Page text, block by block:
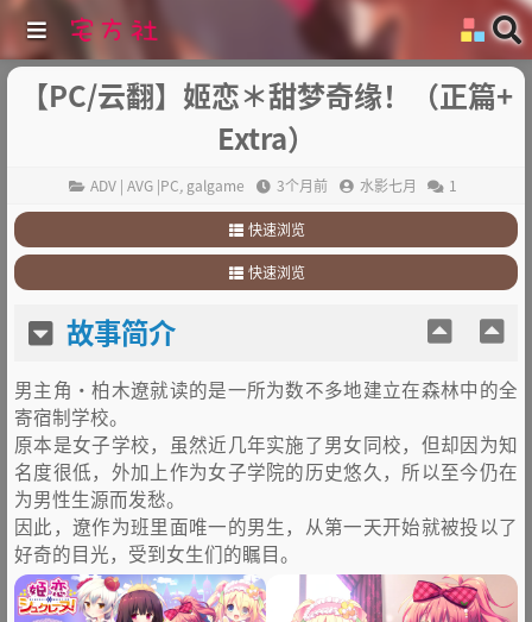
【PC/云翻】姬恋＊甜梦奇缘！（正篇+
Extra）
ADV | AVG |PC, galgame 3个月前 水影七月 1
快速浏览
1.故事简介
2.其它
快速浏览
2.其它故事简介
男主角・柏木遼就读的是一所为数不多地建立在森林中的全
寄宿制学校。
原本是女子学校，虽然近几年实施了男女同校，但却因为知
名度很低，外加上作为女子学院的历史悠久，所以至今仍在
为男性生源而发愁。
因此，遼作为班里面唯一的男生，从第一天开始就被投以了
好奇的目光，受到女生们的瞩目。